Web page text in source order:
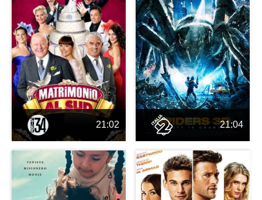
21:02 21:04